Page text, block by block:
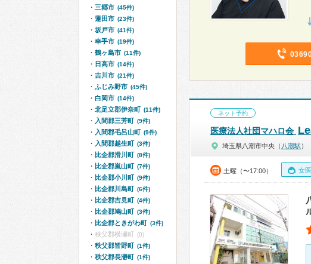
ネット予約
医療法人社団マハロ会
埼玉県八潮市中央（ 八潮駅 ）
土曜（〜17:00） 女
三郷市 (45件)
蓮田市 (23件)
坂戸市 (41件)
幸手市 (19件)
鶴ヶ島市 (11件)
日高市 (14件)
吉川市 (21件)
ふじみ野市 (45件)
白岡市 (14件)
北足立郡伊奈町 (11件)
入間郡三芳町 (9件)
入間郡毛呂山町 (9件)
入間郡越生町 (3件)
比企郡滑川町 (8件)
比企郡嵐山町 (7件)
比企郡小川町 (9件)
比企郡川島町 (6件)
比企郡吉見町 (4件)
比企郡鳩山町 (3件)
比企郡ときがわ町 (3件)
秩父郡横瀬町 (0)
秩父郡皆野町 (1件)
秩父郡長瀞町 (1件)